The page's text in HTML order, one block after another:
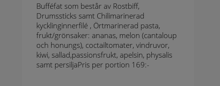
Bufféfat som består av Rostbiff,
Drumssticks samt Chilimarinerad
kycklinginnerfilé , Örtmarinerad pasta,
frukt/grönsaker: ananas, melon (cantaloup
och honungs), coctailtomater, vindruvor,
kiwi, sallad,passionsfrukt, apelsin, physalis
samt persiljaPris per portion 169:-